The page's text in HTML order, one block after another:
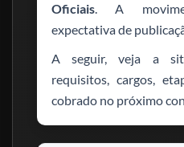
Oficiais . A
expectativa de
A seguir, veja a
requisitos, cargos,
cobrado no próximo